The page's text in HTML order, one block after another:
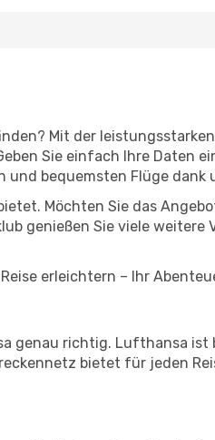
Mit der
Sie einfach Ihre Daten
bequemsten Flüge dank
Möchten Sie das
genießen Sie viele
erleichtern – Ihr
genau richtig. Lufthansa
bietet für jeden